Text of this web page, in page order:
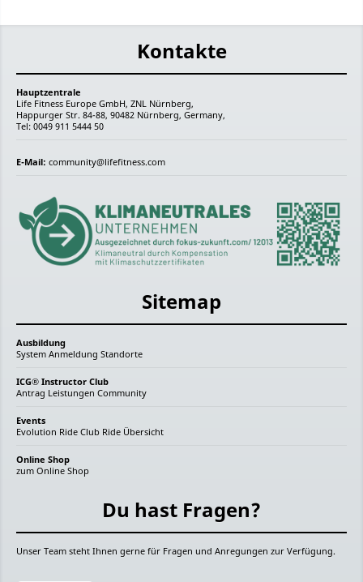
Kontakte
Hauptzentrale
Life Fitness Europe GmbH, ZNL Nürnberg,
Happurger Str. 84-88, 90482 Nürnberg, Germany,
Tel: 0049 911 5444 50
E-Mail: community@lifefitness.com
Sitemap
Ausbildung
System Anmeldung Standorte
ICG® Instructor Club
Antrag Leistungen Community
Events
Evolution Ride Club Ride Übersicht
Online Shop
zum Online Shop
Du hast Fragen?
Unser Team steht Ihnen gerne für Fragen und Anregungen zur Verfügung.